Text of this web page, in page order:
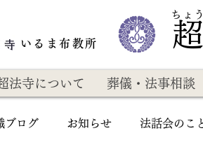
いるま布教所
ちょ
法寺について 葬儀・法事相談
ブログ お知らせ 法話会のこ